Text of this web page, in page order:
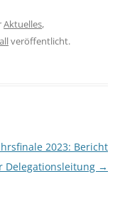
Aktuelles,
veröffentlicht.
2023: Bericht
Delegationsleitung →